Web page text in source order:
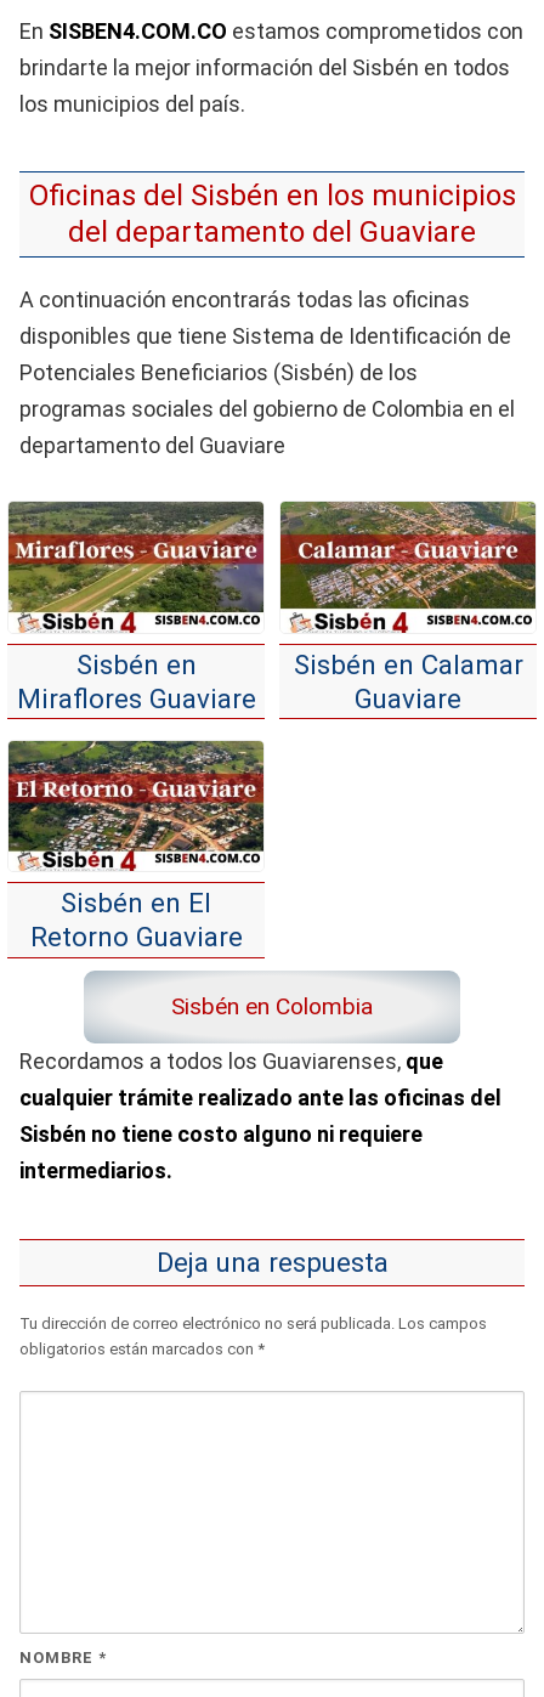
En SISBEN4.COM.CO estamos comprometidos con
brindarte la mejor información del Sisbén en todos
los municipios del país.
Oficinas del Sisbén en los municipios
del departamento del Guaviare
A continuación encontrarás todas las oficinas
disponibles que tiene Sistema de Identificación de
Potenciales Beneficiarios (Sisbén) de los
programas sociales del gobierno de Colombia en el
departamento del Guaviare
Sisbén en
Miraflores Guaviare
Sisbén en Calamar
Guaviare
Sisbén en El
Retorno Guaviare
Sisbén en Colombia
Recordamos a todos los Guaviarenses, que
cualquier trámite realizado ante las oficinas del
Sisbén no tiene costo alguno ni requiere
intermediarios.
Deja una respuesta
Tu dirección de correo electrónico no será publicada. Los campos
obligatorios están marcados con *
NOMBRE *